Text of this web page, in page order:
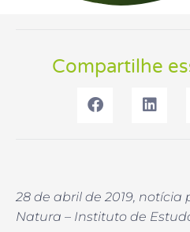
Compartilhe
28 de abril de 2019,
Natura – Instituto de